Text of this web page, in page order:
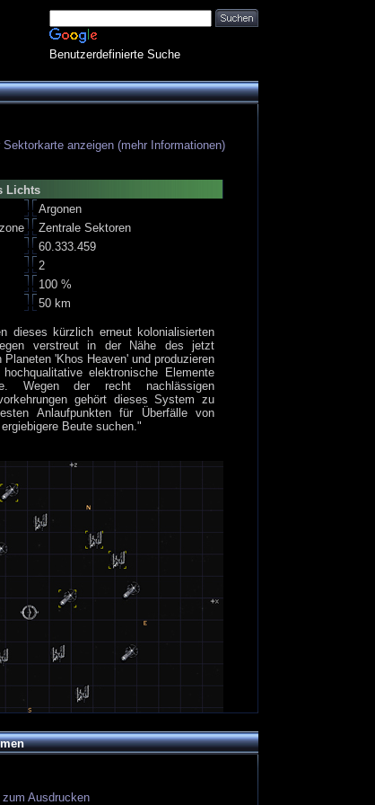
Benutzerdefinierte Suche
anzeigen (mehr Informationen)
Lichts
Argonen
Zentrale Sektoren
60.333.459
2
100 %
50 km
dieses kürzlich erneut kolonialisierten
verstreut in der Nähe des jetzt
Planeten 'Khos Heaven' und produzieren
hochqualitative elektronische Elemente
Wegen der recht nachlässigen
gehört dieses System zu
Anlaufpunkten für Überfälle von
Beute suchen."
Ausdrucken